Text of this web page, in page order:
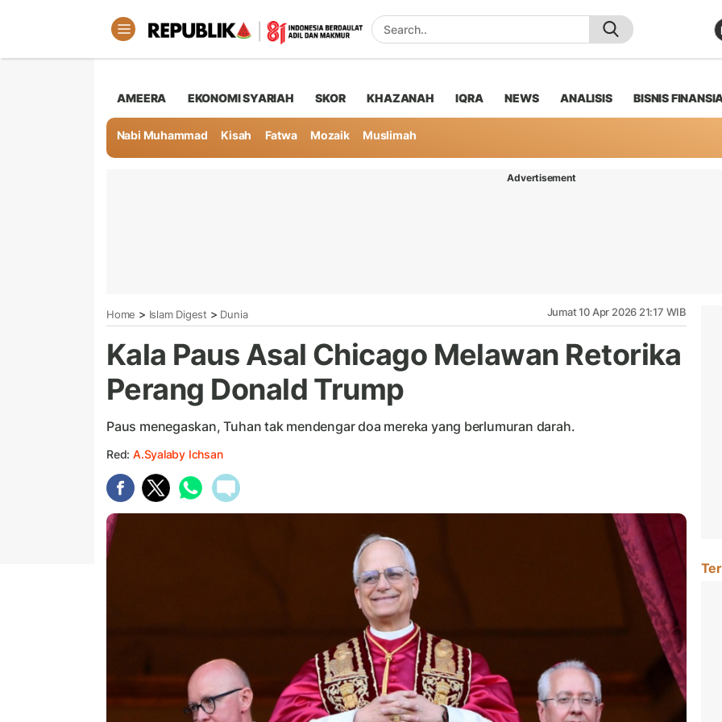
AMEERA EKONOMI SYARIAH SKOR KHAZANAH IQRA NEWS ANALISIS BISNIS
Nabi Muhammad Kisah Fatwa Mozaik Muslimah
Advertisement
Home > Islam Digest > Dunia Jumat 10 Apr 2026 21:17 WIB
Kala Paus Asal Chicago Melawan Retorika
Perang Donald Trump
Paus menegaskan, Tuhan tak mendengar doa mereka yang berlumuran darah.
Red: A.Syalaby Ichsan